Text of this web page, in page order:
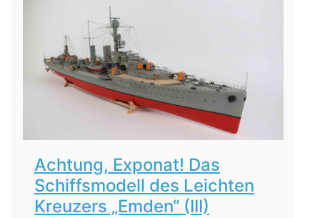
Achtung, Exponat! Das
Schiffsmodell des Leichten
Kreuzers „Emden“ (III)